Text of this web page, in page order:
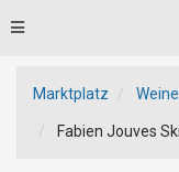
Toggle
Marktplatz Weine
Fabien Jouves